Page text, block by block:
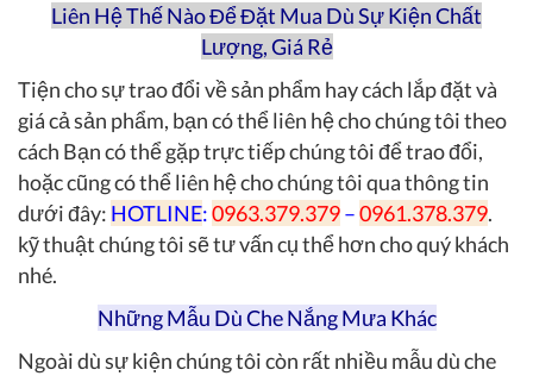
Liên Hệ Thế Nào Để Đặt Mua Dù Sự Kiện Chất
Lượng, Giá Rẻ
Tiện cho sự trao đổi về sản phẩm hay cách lắp đặt và
giá cả sản phẩm, bạn có thể liên hệ cho chúng tôi theo
cách Bạn có thể gặp trực tiếp chúng tôi để trao đổi,
hoặc cũng có thể liên hệ cho chúng tôi qua thông tin
dưới đây: HOTLINE:0963.379.379–0961.378.379.
kỹ thuật chúng tôi sẽ tư vấn cụ thể hơn cho quý khách
nhé.
Những Mẫu Dù Che Nắng Mưa Khác
Ngoài dù sự kiện chúng tôi còn rất nhiều mẫu dù che